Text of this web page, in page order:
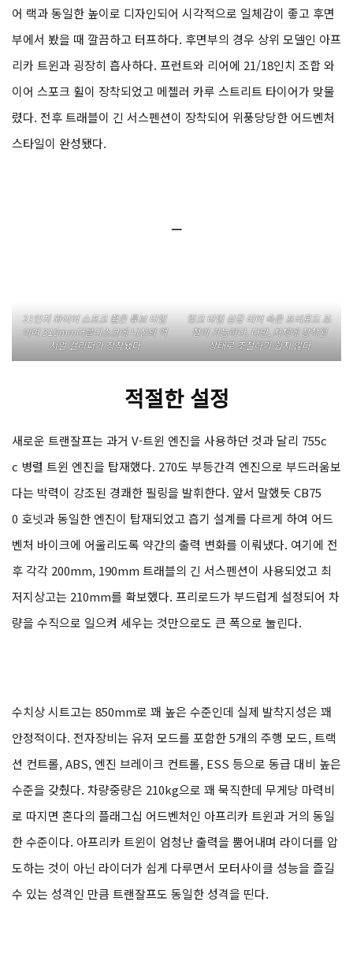
어 랙과 동일한 높이로 디자인되어 시각적으로 일체감이 좋고 후면
부에서 봤을 때 깔끔하고 터프하다. 후면부의 경우 상위 모델인 아프
리카 트윈과 굉장히 흡사하다. 프런트와 리어에 21/18인치 조합 와
이어 스포크 휠이 장착되었고 메첼러 카루 스트리트 타이어가 맞물
렸다. 전후 트래블이 긴 서스펜션이 장착되어 위풍당당한 어드벤처
스타일이 완성됐다.
ㅡ
21인치 와이어 스포크 휠은 튜브 타입
이며 310mm더블디스크에 니신의 액
시얼 캘리퍼가 장착됐다
링크 타입 싱글 리어 쇽은 프리로드 조
절이 가능하다. 다만, 차체에 장착된
상태로 조절하기 쉽지 않다
적절한 설정
새로운 트랜잘프는 과거 V-트윈 엔진을 사용하던 것과 달리 755c
c 병렬 트윈 엔진을 탑재했다. 270도 부등간격 엔진으로 부드러움보
다는 박력이 강조된 경쾌한 필링을 발휘한다. 앞서 말했듯 CB75
0 호넷과 동일한 엔진이 탑재되었고 흡기 설계를 다르게 하여 어드
벤처 바이크에 어울리도록 약간의 출력 변화를 이뤄냈다. 여기에 전
후 각각 200mm, 190mm 트래블의 긴 서스펜션이 사용되었고 최
저지상고는 210mm를 확보했다. 프리로드가 부드럽게 설정되어 차
량을 수직으로 일으켜 세우는 것만으로도 큰 폭으로 눌린다.
수치상 시트고는 850mm로 꽤 높은 수준인데 실제 발착지성은 꽤
안정적이다. 전자장비는 유저 모드를 포함한 5개의 주행 모드, 트랙
션 컨트롤, ABS, 엔진 브레이크 컨트롤, ESS 등으로 동급 대비 높은
수준을 갖췄다. 차량중량은 210kg으로 꽤 묵직한데 무게당 마력비
로 따지면 혼다의 플래그십 어드벤처인 아프리카 트윈과 거의 동일
한 수준이다. 아프리카 트윈이 엄청난 출력을 뿜어내며 라이더를 압
도하는 것이 아닌 라이더가 쉽게 다루면서 모터사이클 성능을 즐길
수 있는 성격인 만큼 트랜잘프도 동일한 성격을 띤다.